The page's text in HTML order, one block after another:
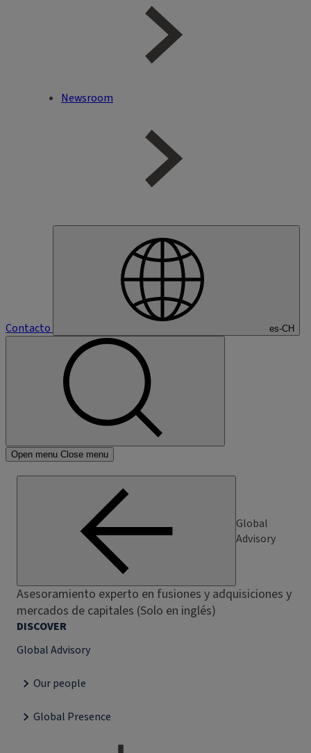
Newsroom
Contacto es-CH
Open menu Close menu
Global
Advisory
Asesoramiento experto en fusiones y adquisiciones y
mercados de capitales (Solo en inglés)
DISCOVER
Global Advisory
Our people
Global Presence